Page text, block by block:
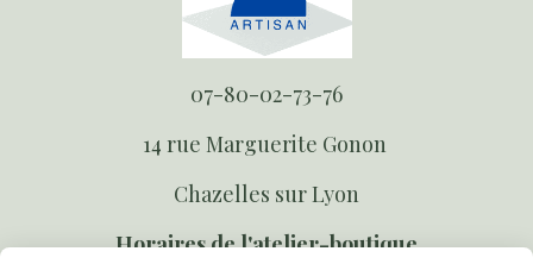
07-80-02-73-76
14 rue Marguerite Gonon
Chazelles sur Lyon
Horaires de l'atelier-boutique